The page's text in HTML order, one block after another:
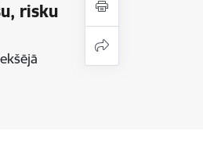
risku